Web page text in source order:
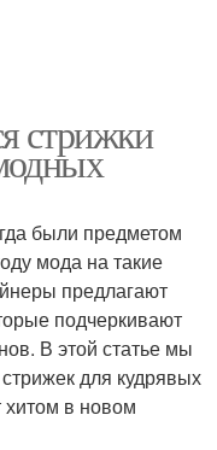
стрижки
были предметом
мода на такие
предлагают
подчеркивают
В этой статье мы
для кудрявых
хитом в новом